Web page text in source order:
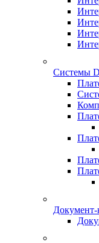
Системы